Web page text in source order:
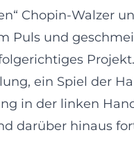
Chopin-Walzer
Puls und
ein Spiel der
in der linken
darüber hinaus